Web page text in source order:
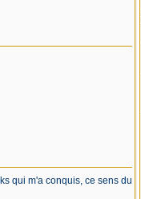
qui m'a conquis, ce sens du